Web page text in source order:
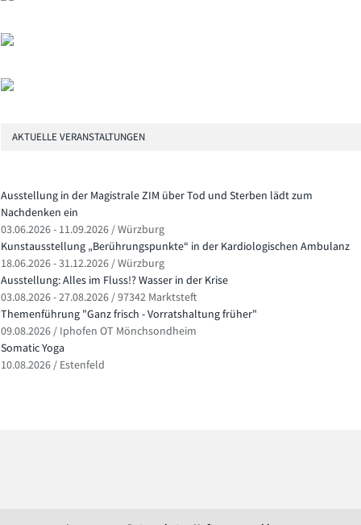
AKTUELLE VERANSTALTUNGEN
Ausstellung in der Magistrale ZIM über Tod und Sterben lädt zum
Nachdenken ein
03.06.2026 - 11.09.2026 / Würzburg
Kunstausstellung „Berührungspunkte“ in der Kardiologischen Ambulanz
18.06.2026 - 31.12.2026 / Würzburg
Ausstellung: Alles im Fluss!? Wasser in der Krise
03.08.2026 - 27.08.2026 / 97342 Marktsteft
Themenführung "Ganz frisch - Vorratshaltung früher"
09.08.2026 / Iphofen OT Mönchsondheim
Somatic Yoga
10.08.2026 / Estenfeld